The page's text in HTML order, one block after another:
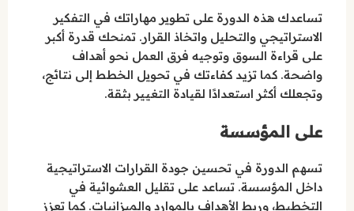
تساعدك هذه الدورة على تطوير مهاراتك في التفكير
الاستراتيجي والتحليل واتخاذ القرار. تمنحك قدرة أكبر
على قراءة السوق وتوجيه فرق العمل نحو أهداف
واضحة. كما تزيد كفاءتك في تحويل الخطط إلى نتائج،
وتجعلك أكثر استعدادًا لقيادة التغيير بثقة.
على المؤسسة
تسهم الدورة في تحسين جودة القرارات الاستراتيجية
داخل المؤسسة. تساعد على تقليل العشوائية في
التخطيط، وربط الأهداف بالموارد والميزانيات. كما تعزز